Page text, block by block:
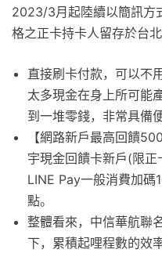
2023/3月起陸續以簡訊方
格之正卡持卡人留存於台
直接刷卡付款，可以不
太多現金在身上所可能
到一堆零錢，非常具備
【網路新戶最高回饋
宇現金回饋卡新戶(限正
LINE Pay一般消費加碼
點。
整體看來，中信華航聯
下，累積起哩程數的效